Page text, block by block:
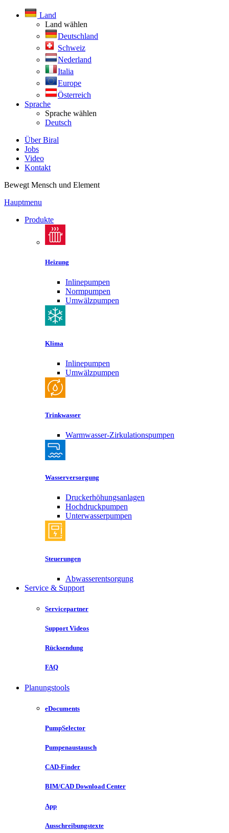
Land
Land wählen
Deutschland
Schweiz
Nederland
Italia
Europe
Österreich
Sprache
Sprache wählen
Deutsch
Über Biral
Jobs
Video
Kontakt
Bewegt Mensch und Element
Hauptmenu
Produkte
Heizung
Inlinepumpen
Normpumpen
Umwälzpumpen
Klima
Inlinepumpen
Umwälzpumpen
Trinkwasser
Warmwasser-Zirkulationspumpen
Wasserversorgung
Druckerhöhungsanlagen
Hochdruckpumpen
Unterwasserpumpen
Steuerungen
Abwasserentsorgung
Service & Support
Servicepartner
Support Videos
Rücksendung
FAQ
Planungstools
eDocuments
PumpSelector
Pumpenaustausch
CAD-Finder
BIM/CAD Download Center
App
Ausschreibungstexte